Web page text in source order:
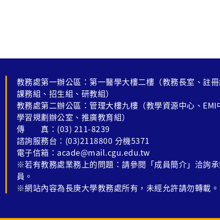
ubject/Detail/
8006 電機系二年級 14 B1442011 機械系二年級 15 B13
17 B1443006 資工系二年級 18 B1444012 資工系二年級
21 B1443048 醫工系二年級 22 B1443071 醫工系二年級
23 B1422017 電子系二年級 24 B1422023 電子系二年級
27 B1442039 資管系二年級 28 B1443053 資管系二年級
29 B1443029 數金系二年級 30 B1441053 人工智慧學系
二年級 31 B1304129 工設系二年級(降轉) 1.請於開學2周
機台申請補發學生證。 2.繳費後請持繳費收據(請註明轉
教務處第一辦公區：第一醫學大樓二樓（教務長室、註冊
課務組、招生組、研教組）
教務處第二辦公區：管理大樓九樓（教學資源中心、EMI
學習規劃辦公室、推廣教育組）
傳 真：(03) 211-8239
諮詢服務台：(03)2118800 分機5371
電子信箱：acade@mail.cgu.edu.tw
※若有教務處業務上的問題：請參閱「成員簡介」洽詢承
員。
※網站內容為長庚大學教務處所有，未經允許請勿轉載。